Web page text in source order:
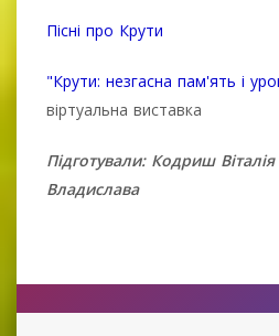
Пісні про Крути
"Крути: незгасна пам'ять і
віртуальна виставка
Підготували: Кодриш
Владислава